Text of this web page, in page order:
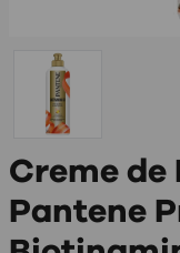
Creme de
Pantene